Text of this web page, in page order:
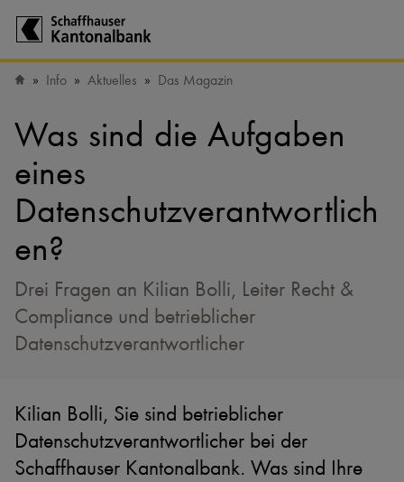
Info Aktuelles Das Magazin
Was sind die Aufgaben
eines
Datenschutzverantwortlich
en?
Drei Fragen an Kilian Bolli, Leiter Recht &
Compliance und betrieblicher
Datenschutzverantwortlicher
Kilian Bolli, Sie sind betrieblicher
Datenschutzverantwortlicher bei der
Schaffhauser Kantonalbank. Was sind Ihre